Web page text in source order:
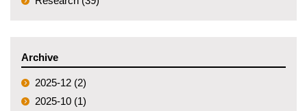
Archive
2025-12 (2)
2025-10 (1)